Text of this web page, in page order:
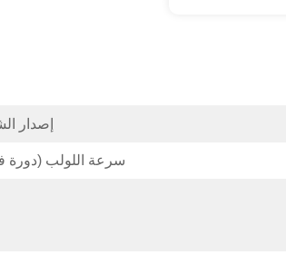
إصدار
سرعة اللولب (دورة